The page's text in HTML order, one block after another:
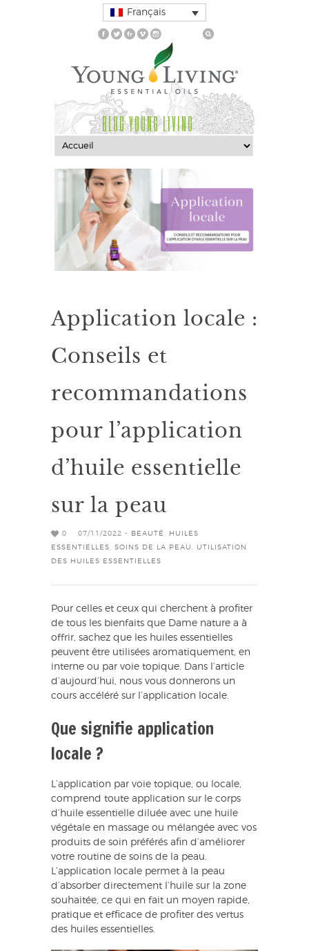
Français
BLOG YOUNG LIVING
Application locale :
Conseils et
recommandations
pour l’application
d’huile essentielle
sur la peau
0 07/11/2022 - BEAUTÉ
HUILES
ESSENTIELLES
SOINS DE LA PEAU
UTILISATION
DES HUILES ESSENTIELLES
Pour celles et ceux qui cherchent à profiter
de tous les bienfaits que Dame nature a à
offrir, sachez que les huiles essentielles
peuvent être utilisées aromatiquement, en
interne ou par voie topique. Dans l’article
d’aujourd’hui, nous vous donnerons un
cours accéléré sur l’application locale.
Que signifie application
locale ?
L’application par voie topique, ou locale,
comprend toute application sur le corps
d’huile essentielle diluée avec une huile
végétale en massage ou mélangée avec vos
produits de soin préférés afin d’améliorer
votre routine de soins de la peau.
L’application locale permet à la peau
d’absorber directement l’huile sur la zone
souhaitée, ce qui en fait un moyen rapide,
pratique et efficace de profiter des vertus
des huiles essentielles.